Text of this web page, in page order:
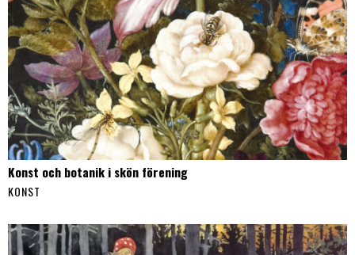
Konst och botanik i skön förening
KONST